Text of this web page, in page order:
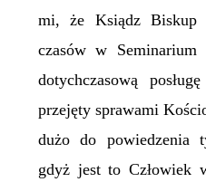
mi, że Ksiądz
czasów w
dotychczasową
przejęty sprawami
dużo do powiedzenia
gdyż jest to Człowiek